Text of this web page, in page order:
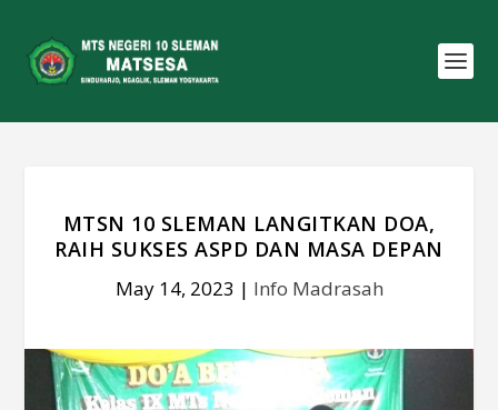
MTSN 10 SLEMAN LANGITKAN DOA,
RAIH SUKSES ASPD DAN MASA DEPAN
May 14, 2023 | Info Madrasah